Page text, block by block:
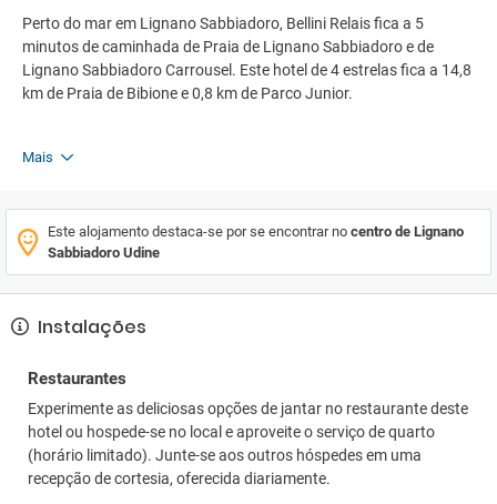
Perto do mar em Lignano Sabbiadoro, Bellini Relais fica a 5
minutos de caminhada de Praia de Lignano Sabbiadoro e de
Lignano Sabbiadoro Carrousel. Este hotel de 4 estrelas fica a 14,8
km de Praia de Bibione e 0,8 km de Parco Junior.
Mais
Este alojamento destaca-se por se encontrar no centro de Lignano
Sabbiadoro Udine
Instalações
Restaurantes
Experimente as deliciosas opções de jantar no restaurante deste
hotel ou hospede-se no local e aproveite o serviço de quarto
(horário limitado). Junte-se aos outros hóspedes em uma
recepção de cortesia, oferecida diariamente.